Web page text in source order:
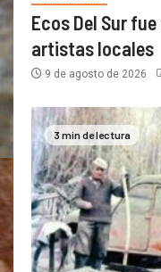
Ecos Del Sur
artistas locales
9 de agosto de 2026
3 min de lectura